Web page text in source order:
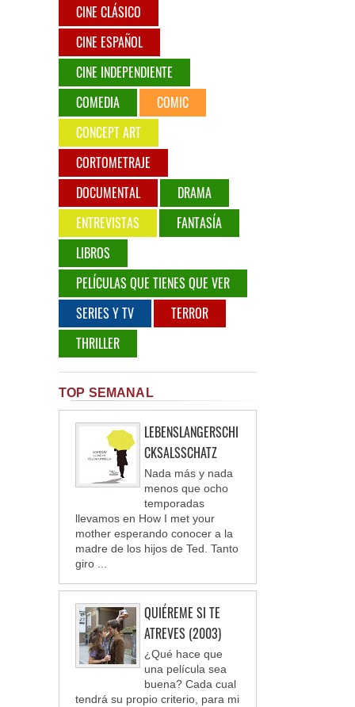
CINE CLÁSICO
CINE ESPAÑOL
CINE INDEPENDIENTE
COMEDIA
COMIC
CONCEPT ART
CORTOMETRAJE
DOCUMENTAL
DRAMA
ENTREVISTAS
FANTASÍA
LIBROS
PELÍCULAS QUE TIENES QUE VER
SERIES Y TV
TERROR
THRILLER
TOP SEMANAL
LEBENSLANGERSCHI
CKSALSSCHATZ
Nada más y nada
menos que ocho
temporadas
llevamos en How I met your
mother esperando conocer a la
madre de los hijos de Ted. Tanto
giro ...
QUIÉREME SI TE
ATREVES (2003)
¿Qué hace que
una película sea
buena? Cada cual
tendrá su propio criterio, para mi